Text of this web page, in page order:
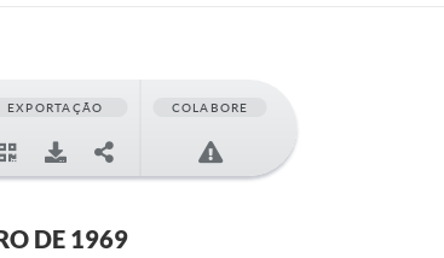
EXPORTAÇÃO COLABORE
DE 1969